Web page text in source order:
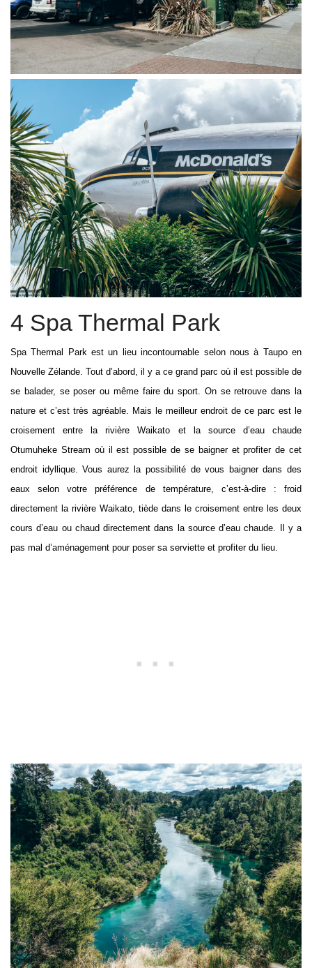
4 Spa Thermal Park
Spa Thermal Park est un lieu incontournable selon nous à Taupo en
Nouvelle Zélande. Tout d’abord, il y a ce grand parc où il est possible de
se balader, se poser ou même faire du sport. On se retrouve dans la
nature et c’est très agréable. Mais le meilleur endroit de ce parc est le
croisement entre la rivière Waikato et la source d’eau chaude
Otumuheke Stream où il est possible de se baigner et profiter de cet
endroit idyllique. Vous aurez la possibilité de vous baigner dans des
eaux selon votre préférence de température, c’est-à-dire : froid
directement la rivière Waikato, tiède dans le croisement entre les deux
cours d’eau ou chaud directement dans la source d’eau chaude. Il y a
pas mal d’aménagement pour poser sa serviette et profiter du lieu.